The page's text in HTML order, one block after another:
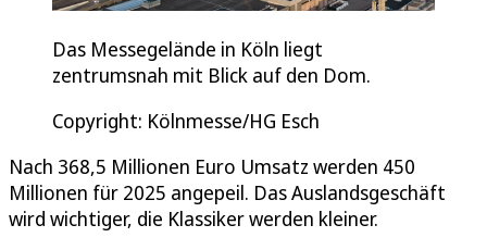
Das Messegelände in Köln liegt
zentrumsnah mit Blick auf den Dom.
Copyright: Kölnmesse/HG Esch
Nach 368,5 Millionen Euro Umsatz werden 450
Millionen für 2025 angepeil. Das Auslandsgeschäft
wird wichtiger, die Klassiker werden kleiner.